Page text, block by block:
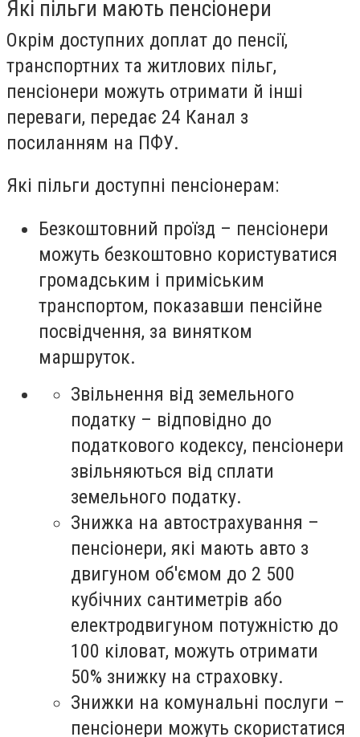
Які пільги мають пенсіонери
Окрім доступних доплат до пенсії,
транспортних та житлових пільг,
пенсіонери можуть отримати й інші
переваги, передає 24 Канал з
посиланням на ПФУ.
Які пільги доступні пенсіонерам:
Безкоштовний проїзд – пенсіонери
можуть безкоштовно користуватися
громадським і приміським
транспортом, показавши пенсійне
посвідчення, за винятком
маршруток.
Звільнення від земельного
податку – відповідно до
податкового кодексу, пенсіонери
звільняються від сплати
земельного податку.
Знижка на автострахування –
пенсіонери, які мають авто з
двигуном об'ємом до 2 500
кубічних сантиметрів або
електродвигуном потужністю до
100 кіловат, можуть отримати
50% знижку на страховку.
Знижки на комунальні послуги –
пенсіонери можуть скористатися